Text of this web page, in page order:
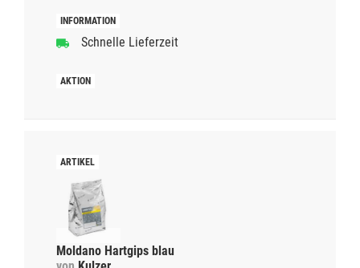
Schnelle Lieferzeit
Moldano Hartgips blau